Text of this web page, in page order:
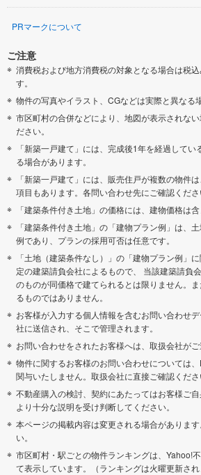
PRマークについて
ご注意
消費税および地方消費税の対象となる場合は税
す。
物件の写真やイラスト、CGなどは実際と異なる
市区町村の合併などにより、地図が表示されな
ださい。
「新築一戸建て」には、完成後1年を経過して
る場合があります。
「新築一戸建て」には、販売住戸が複数の物件
項目もあります。各問い合わせ先にご確認くださ
「建築条件付き土地」の価格には、建物価格は含
「建築条件付き土地」の「建物プラン例」は、
例であり、プランの採用可否は任意です。
「土地（建築条件なし）」の「建物プラン例」
定の建築請負会社によるもので、 当該建築請負
のものが同価格で建てられるとは限りません。
るものではありません。
お客様が入力する個人情報を含むお問い合わせ
社に送信され、そこで管理されます。
お問い合わせをされたお客様へは、取扱会社がご
物件に関するお客様のお問い合わせについては
関与いたしません。取扱会社に直接ご確認くださ
不動産購入の検討、契約にあたってはお客様ご
より十分な説明を受け判断してください。
本ページの掲載内容は変更される場合がありま
い。
市区町村・駅ごとの物件ランキングは、Yahoo!
て表示しています。（ランキングは火曜更新され